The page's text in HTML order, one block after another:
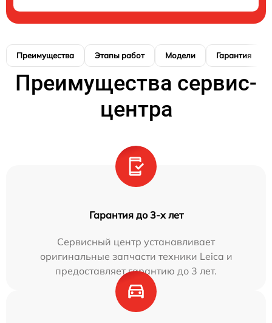
Преимущества Этапы работ Модели Гарантия
Преимущества сервис-
центра
Гарантия до 3-х лет
Сервисный центр устанавливает
оригинальные запчасти техники Leica и
предоставляет гарантию до 3 лет.